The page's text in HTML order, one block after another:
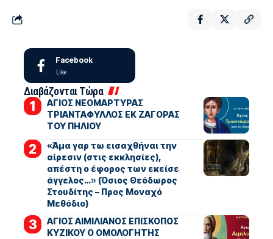
Facebook
Like
Διαβάζονται Τώρα
ΑΓΙΟΣ ΝΕΟΜΑΡΤΥΡΑΣ
ΤΡΙΑΝΤΑΦΥΛΛΟΣ ΕΚ ΖΑΓΟΡΑΣ
ΤΟΥ ΠΗΛΙΟΥ
«Άμα γαρ τω εισαχθήναι την
αίρεσιν (στις εκκλησίες),
απέστη ο έφορος των εκείσε
άγγελος…» (Όσιος Θεόδωρος
Στουδίτης – Προς Μοναχό
Μεθόδιο)
ΑΓΙΟΣ ΑΙΜΙΛΙΑΝΟΣ ΕΠΙΣΚΟΠΟΣ
ΚΥΖΙΚΟΥ Ο ΟΜΟΛΟΓΗΤΗΣ